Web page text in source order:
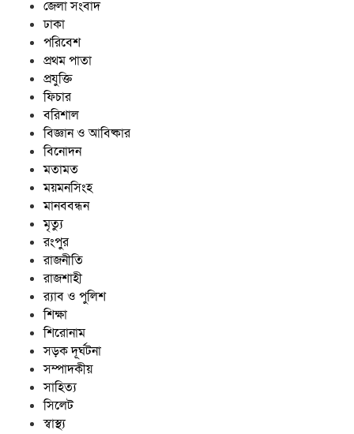
জেলা সংবাদ
ঢাকা
পরিবেশ
প্রথম পাতা
প্রযুক্তি
ফিচার
বরিশাল
বিজ্ঞান ও আবিষ্কার
বিনোদন
মতামত
ময়মনসিংহ
মানববন্ধন
মৃত্যু
রংপুর
রাজনীতি
রাজশাহী
র‍্যাব ও পুলিশ
শিক্ষা
শিরোনাম
সড়ক দূর্ঘটনা
সম্পাদকীয়
সাহিত্য
সিলেট
স্বাস্থ্য